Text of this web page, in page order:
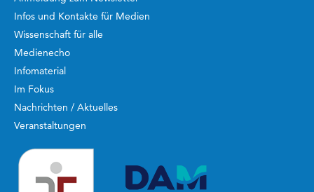
Infos und Kontakte für Medien
Wissenschaft für alle
Medienecho
Infomaterial
Im Fokus
Nachrichten / Aktuelles
Veranstaltungen